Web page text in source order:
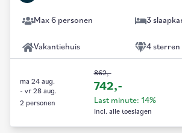
Max 6 personen 3
Vakantiehuis 4 sterren
862,-
742,-
Last minute: 14%
Incl. alle toeslagen
ma 24 aug.
- vr 28 aug.
2 personen